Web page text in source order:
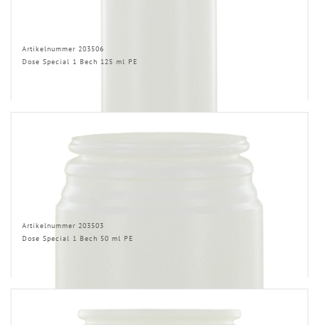
Artikelnummer 203506
Dose Special 1 Bech 125 ml PE
Artikelnummer 203503
Dose Special 1 Bech 50 ml PE